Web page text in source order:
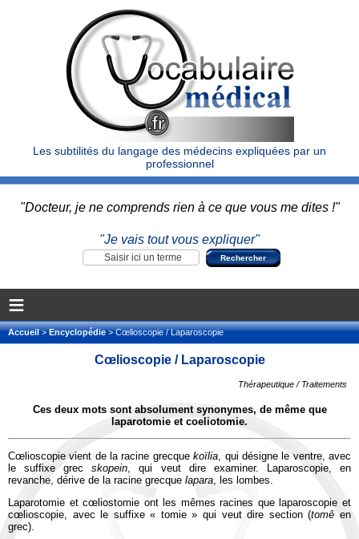
Les subtilités du langage des médecins expliquées par un
professionnel
"Docteur, je ne comprends rien à ce que vous me dites !"
"Je vais tout vous expliquer"
≡
Accueil>Encyclopédie> Cœlioscopie / Laparoscopie
Cœlioscopie / Laparoscopie
Thérapeutique / Traitements
Ces deux mots sont absolument synonymes, de même que
laparotomie et coeliotomie.
Cœlioscopie vient de la racine grecquekoïlia, qui désigne le ventre, avec
le suffixe grecskopein, qui veut dire examiner. Laparoscopie, en
revanche, dérive de la racine grecque lapara, les lombes.
Laparotomie et cœliostomie ont les mêmes racines que laparoscopie et
cœlioscopie, avec le suffixe « tomie » qui veut dire section (tomê en
grec).